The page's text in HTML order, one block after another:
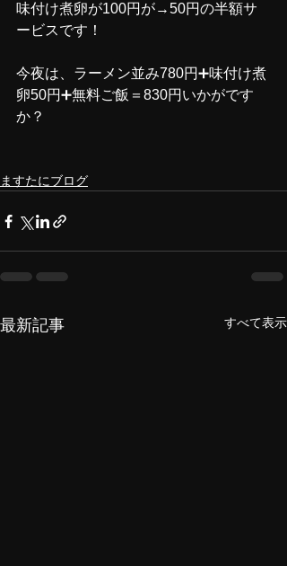
味付け煮卵が100円が→50円の半額サ
ービスです！
今夜は、ラーメン並み780円➕味付け煮
卵50円➕無料ご飯＝830円いかがです
か？
ますたにブログ
最新記事 すべて表示